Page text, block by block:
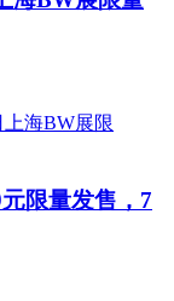
限量发售，7